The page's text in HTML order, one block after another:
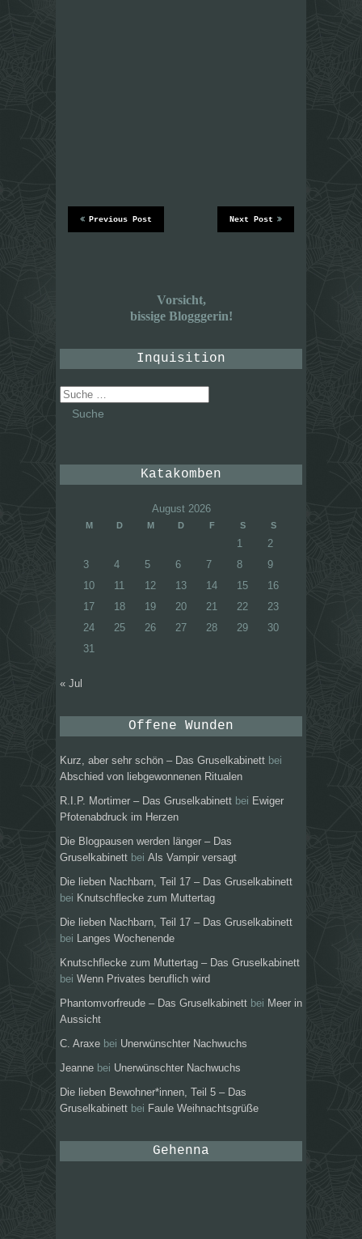
Next Post
Previous Post
Vorsicht,
bissige Blogggerin!
Inquisition
Suche
nach:
Katakomben
August 2026
M D M D F S S
1
2
3
4 5 6 7 8
9
10
11 12 13 14 15
16
17
18 19 20 21 22
23
24
25 26 27 28 29
30
31
« Jul
Offene Wunden
Kurz, aber sehr schön – Das Gruselkabinett bei
Abschied von liebgewonnenen Ritualen
R.I.P. Mortimer – Das Gruselkabinett bei Ewiger
Pfotenabdruck im Herzen
Die Blogpausen werden länger – Das
Gruselkabinett bei Als Vampir versagt
Die lieben Nachbarn, Teil 17 – Das Gruselkabinett
bei Knutschflecke zum Muttertag
Die lieben Nachbarn, Teil 17 – Das Gruselkabinett
bei
Langes Wochenende
Knutschflecke zum Muttertag – Das Gruselkabinett
bei Wenn Privates beruflich wird
Phantomvorfreude – Das Gruselkabinett bei Meer in
Aussicht
C. Araxe bei Unerwünschter Nachwuchs
Jeanne bei Unerwünschter Nachwuchs
Die lieben Bewohner*innen, Teil 5 – Das
Gruselkabinett bei Faule Weihnachtsgrüße
Gehenna